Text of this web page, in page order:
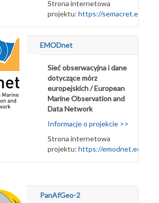
Strona internetowa
projektu: https://semacret.eu/
EMODnet
Sieć obserwacyjna i dane
dotyczące mórz
europejskich / European
Marine Observation and
Data Network
Informacje o projekcie >>
Strona internetowa
projektu: https://
PanAfGeo-2